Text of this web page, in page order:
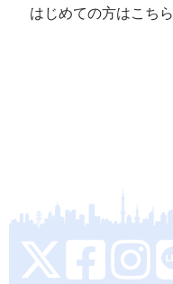
はじめての方はこちら